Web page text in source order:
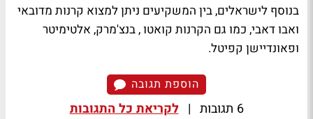
בנוסף לישראלים, בין המשקיעים ניתן למצוא קרנות מדובאי
ואבו דאבי, כמו גם הקרנות קואטו , בנצ'מרק, אלטימיטר
ופאונדיישן קפיטל.
הוספת תגובה
6 תגובות | לקריאת כל התגובות